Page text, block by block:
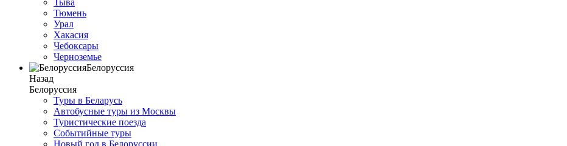
Тыва
Тюмень
Урал
Хакасия
Чебоксары
Черноземье
Белоруссия
Назад
Белоруссия
Туры в Беларусь
Автобусные туры из Москвы
Туристические поезда
Событийные туры
Новый год в Белоруссии